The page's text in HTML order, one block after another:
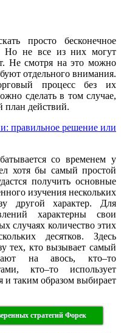
просто бесконечное
Но не все из них могут
Не смотря на это можно
отдельного внимания.
процесс без их
сделать в том случае,
план действий.
со временем у
хотя бы самый простой
получить основные
изучения нескольких
другой характер. Для
характерны свои
случаях количество этих
десятков. Здесь
тех, кто вызывает самый
на авось, кто–то
кто–то использует
и таким образом выбирает
стратегий Форек